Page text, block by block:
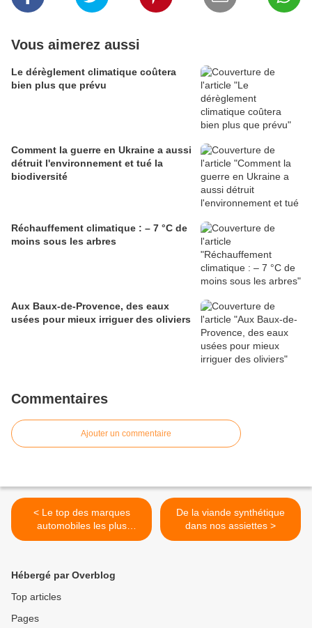
Vous aimerez aussi
Le dérèglement climatique coûtera
bien plus que prévu
Comment la guerre en Ukraine a aussi
détruit l'environnement et tué la
biodiversité
Réchauffement climatique : – 7 °C de
moins sous les arbres
Aux Baux-de-Provence, des eaux
usées pour mieux irriguer des oliviers
Commentaires
Ajouter un commentaire
< Le top des marques
automobiles les plus
propres
De la viande synthétique
dans nos assiettes >
Hébergé par Overblog
Top articles
Pages